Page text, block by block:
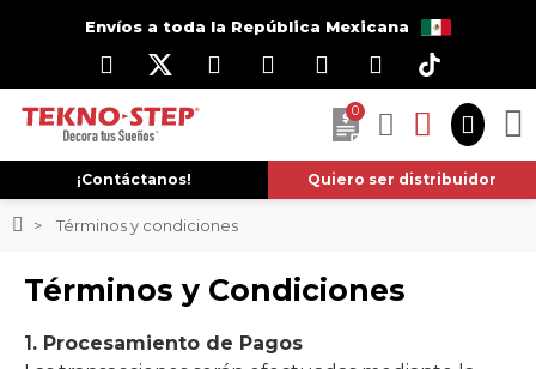
Envíos a toda la República Mexicana
0
¡Contáctanos! Quiero ser distribuidor
Términos y condiciones
Términos y Condiciones
1. Procesamiento de Pagos